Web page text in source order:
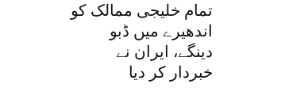
تمام خلیجی ممالک کو
اندھیرے میں ڈبو
دینگے، ایران نے
خبردار کر دیا